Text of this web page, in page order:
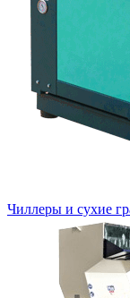
Чиллеры и сухие